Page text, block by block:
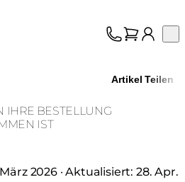
Artikel Teilen
IHRE BESTELLUNG
IST
März 2026· Aktualisiert: 28. Apr.